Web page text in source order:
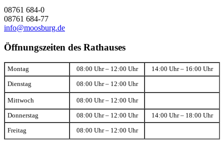
08761 684-0
08761 684-77
info@moosburg.de
Öffnungszeiten des Rathauses
Montag 08:00 Uhr – 12:00 Uhr 14:00 Uhr – 16:00 Uhr
Dienstag 08:00 Uhr – 12:00 Uhr
Mittwoch 08:00 Uhr – 12:00 Uhr
Donnerstag 08:00 Uhr – 12:00 Uhr 14:00 Uhr – 18:00 Uhr
Freitag 08:00 Uhr – 12:00 Uhr